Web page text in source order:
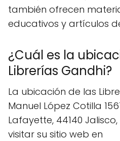
también ofrecen
educativos y artículos
¿Cuál es la
Librerías Gandhi?
La ubicación de las
Manuel López Cotilla
Lafayette, 44140 Jalisco,
visitar su sitio web en